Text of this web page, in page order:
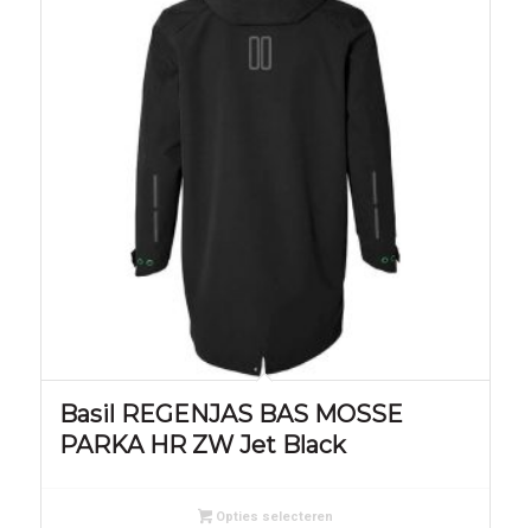
Basil REGENJAS BAS MOSSE
PARKA HR ZW Jet Black
Opties selecteren